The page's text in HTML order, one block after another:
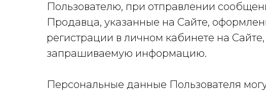
Пользователю, при отправлении
Продавца, указанные на Сайте,
регистрации в личном кабинете на
запрашиваемую информацию.
Персональные данные Пользователя